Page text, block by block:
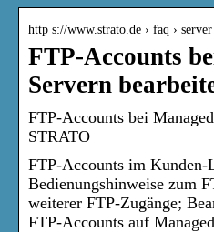
http s://www.strato.de › faq ›
FTP-Accounts
Servern
FTP-Accounts bei
STRATO
FTP-Accounts im Kunden-
Bedienungshinweise zum
weiterer FTP-Zugänge;
FTP-Accounts auf